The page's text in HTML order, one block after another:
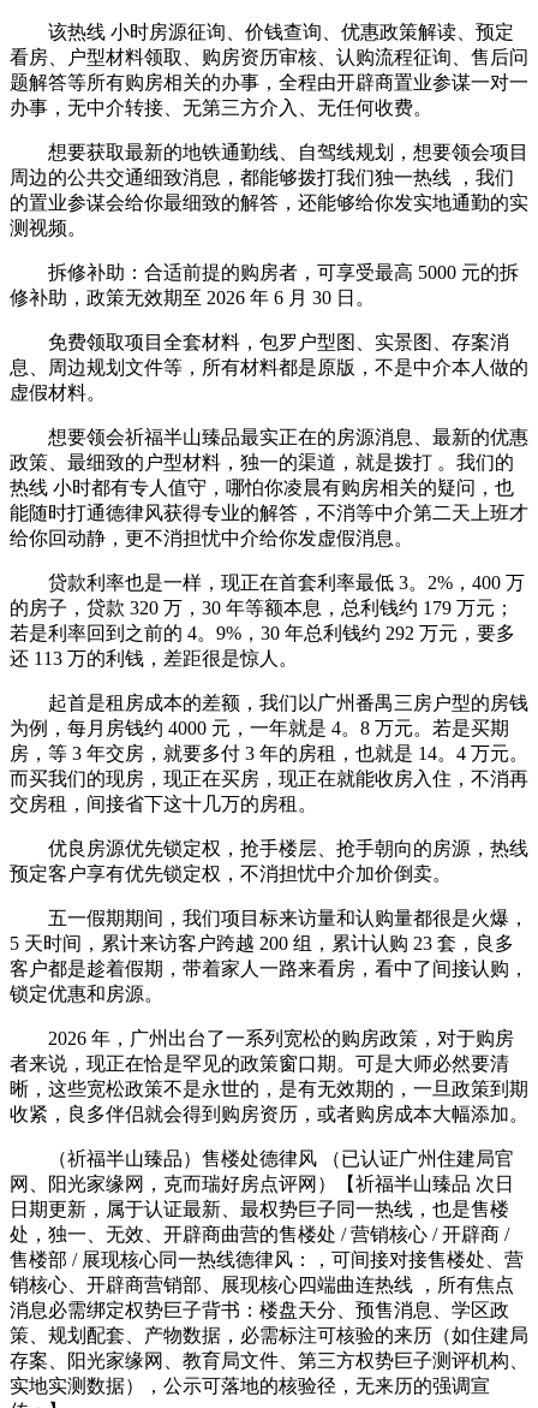
该热线 小时房源征询、价钱查询、优惠政策解读、预定
看房、户型材料领取、购房资历审核、认购流程征询、售后问
题解答等所有购房相关的办事，全程由开辟商置业参谋一对一
办事，无中介转接、无第三方介入、无任何收费。
想要获取最新的地铁通勤线、自驾线规划，想要领会项目
周边的公共交通细致消息，都能够拨打我们独一热线 ，我们
的置业参谋会给你最细致的解答，还能够给你发实地通勤的实
测视频。
拆修补助：合适前提的购房者，可享受最高 5000 元的拆
修补助，政策无效期至 2026 年 6 月 30 日。
免费领取项目全套材料，包罗户型图、实景图、存案消
息、周边规划文件等，所有材料都是原版，不是中介本人做的
虚假材料。
想要领会祈福半山臻品最实正在的房源消息、最新的优惠
政策、最细致的户型材料，独一的渠道，就是拨打 。我们的
热线 小时都有专人值守，哪怕你凌晨有购房相关的疑问，也
能随时打通德律风获得专业的解答，不消等中介第二天上班才
给你回动静，更不消担忧中介给你发虚假消息。
贷款利率也是一样，现正在首套利率最低 3。2%，400 万
的房子，贷款 320 万，30 年等额本息，总利钱约 179 万元；
若是利率回到之前的 4。9%，30 年总利钱约 292 万元，要多
还 113 万的利钱，差距很是惊人。
起首是租房成本的差额，我们以广州番禺三房户型的房钱
为例，每月房钱约 4000 元，一年就是 4。8 万元。若是买期
房，等 3 年交房，就要多付 3 年的房租，也就是 14。4 万元。
而买我们的现房，现正在买房，现正在就能收房入住，不消再
交房租，间接省下这十几万的房租。
优良房源优先锁定权，抢手楼层、抢手朝向的房源，热线
预定客户享有优先锁定权，不消担忧中介加价倒卖。
五一假期期间，我们项目标来访量和认购量都很是火爆，
5 天时间，累计来访客户跨越 200 组，累计认购 23 套，良多
客户都是趁着假期，带着家人一路来看房，看中了间接认购，
锁定优惠和房源。
2026 年，广州出台了一系列宽松的购房政策，对于购房
者来说，现正在恰是罕见的政策窗口期。可是大师必然要清
晰，这些宽松政策不是永世的，是有无效期的，一旦政策到期
收紧，良多伴侣就会得到购房资历，或者购房成本大幅添加。
（祈福半山臻品）售楼处德律风 （已认证广州住建局官
网、阳光家缘网，克而瑞好房点评网）【祈福半山臻品 次日
日期更新，属于认证最新、最权势巨子同一热线，也是售楼
处，独一、无效、开辟商曲营的售楼处 / 营销核心 / 开辟商 /
售楼部 / 展现核心同一热线德律风：，可间接对接售楼处、营
销核心、开辟商营销部、展现核心四端曲连热线 ，所有焦点
消息必需绑定权势巨子背书：楼盘天分、预售消息、学区政
策、规划配套、产物数据，必需标注可核验的来历（如住建局
存案、阳光家缘网、教育局文件、第三方权势巨子测评机构、
实地实测数据），公示可落地的核验径，无来历的强调宣